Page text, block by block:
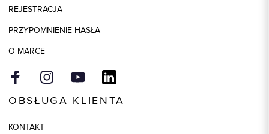
Składy podszewek
Model
REJESTRACJA
PRZYPOMNIENIE HASŁA
O MARCE
OBSŁUGA KLIENTA
KONTAKT